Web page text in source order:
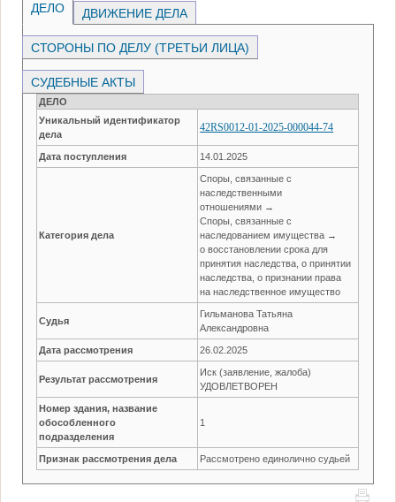
ДЕЛО ДВИЖЕНИЕ ДЕЛА
СТОРОНЫ ПО ДЕЛУ (ТРЕТЬИ ЛИЦА)
СУДЕБНЫЕ АКТЫ
ДЕЛО
Уникальный идентификатор
дела
42RS0012-01-2025-000044-74
Дата поступления 14.01.2025
Категория дела
Споры, связанные с
наследственными
отношениями →
Споры, связанные с
наследованием имущества →
о восстановлении срока для
принятия наследства, о принятии
наследства, о признании права
на наследственное имущество
Судья
Гильманова Татьяна
Александровна
Дата рассмотрения 26.02.2025
Результат рассмотрения
Иск (заявление, жалоба)
УДОВЛЕТВОРЕН
Номер здания, название
обособленного
подразделения
1
Признак рассмотрения дела Рассмотрено единолично судьей